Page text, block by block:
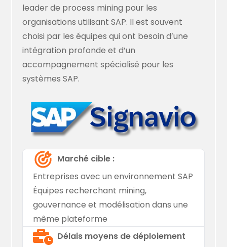
leader de process mining pour les
organisations utilisant SAP. Il est souvent
choisi par les équipes qui ont besoin d’une
intégration profonde et d’un
accompagnement spécialisé pour les
systèmes SAP.
Marché cible :
Entreprises avec un environnement SAP
Équipes recherchant mining,
gouvernance et modélisation dans une
même plateforme
Délais moyens de déploiement